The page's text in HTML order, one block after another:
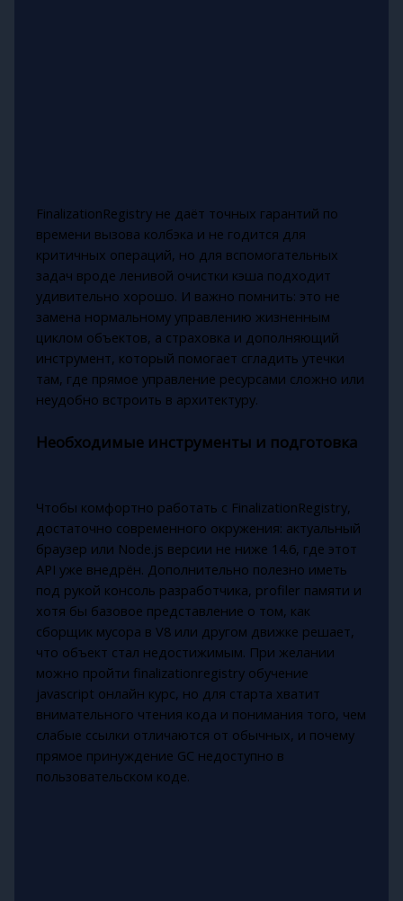
FinalizationRegistry не даёт точных гарантий по
времени вызова колбэка и не годится для
критичных операций, но для вспомогательных
задач вроде ленивой очистки кэша подходит
удивительно хорошо. И важно помнить: это не
замена нормальному управлению жизненным
циклом объектов, а страховка и дополняющий
инструмент, который помогает сгладить утечки
там, где прямое управление ресурсами сложно или
неудобно встроить в архитектуру.
Необходимые инструменты и подготовка
Чтобы комфортно работать с FinalizationRegistry,
достаточно современного окружения: актуальный
браузер или Node.js версии не ниже 14.6, где этот
API уже внедрён. Дополнительно полезно иметь
под рукой консоль разработчика, profiler памяти и
хотя бы базовое представление о том, как
сборщик мусора в V8 или другом движке решает,
что объект стал недостижимым. При желании
можно пройти finalizationregistry обучение
javascript онлайн курс, но для старта хватит
внимательного чтения кода и понимания того, чем
слабые ссылки отличаются от обычных, и почему
прямое принуждение GC недоступно в
пользовательском коде.